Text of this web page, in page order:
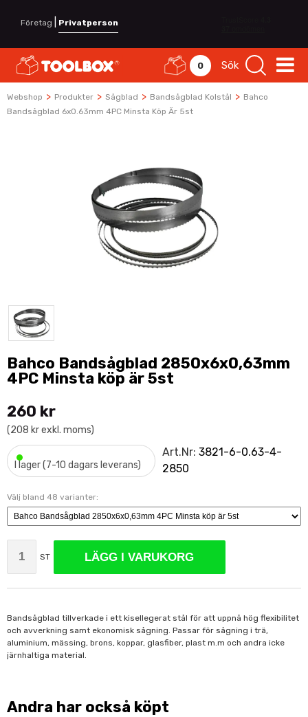
Företag Privatperson
0 Sök
Webshop > Produkter > Sågblad > Bandsågblad Kolstål > Bahco
Bandsågblad 6x0.63mm 4PC Minsta Köp Är 5st
Bahco Bandsågblad 2850x6x0,63mm
4PC Minsta köp är 5st
260 kr
(208 kr exkl. moms)
•I lager (7-10 dagars leverans)
Art.Nr:3821-6-0.63-4-
2850
Välj bland 48 varianter:
ST LÄGG I VARUKORG
Bandsågblad tillverkade i ett kisellegerat stål för att uppnå hög flexibilitet
och avverkning samt ekonomisk sågning. Passar för sågning i trä,
aluminium, mässing, brons, koppar, glasfiber, plast m.m och andra icke
järnhaltiga material.
Andra har också köpt